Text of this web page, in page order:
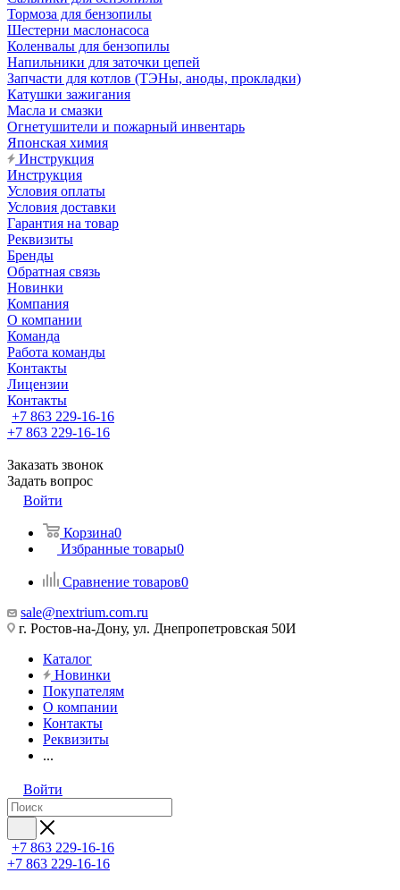
Тормоза для бензопилы
Шестерни маслонасоса
Коленвалы для бензопилы
Напильники для заточки цепей
Запчасти для котлов (ТЭНы, аноды, прокладки)
Катушки зажигания
Масла и смазки
Огнетушители и пожарный инвентарь
Японская химия
Инструкция
Инструкция
Условия оплаты
Условия доставки
Гарантия на товар
Реквизиты
Бренды
Обратная связь
Новинки
Компания
О компании
Команда
Работа команды
Контакты
Лицензии
Контакты
+7 863 229-16-16
+7 863 229-16-16
Заказать звонок
Задать вопрос
Войти
Корзина0
Избранные товары0
Сравнение товаров0
sale@nextrium.com.ru
г. Ростов-на-Дону, ул. Днепропетровская 50И
Каталог
Новинки
Покупателям
О компании
Контакты
Реквизиты
...
Войти
+7 863 229-16-16
+7 863 229-16-16